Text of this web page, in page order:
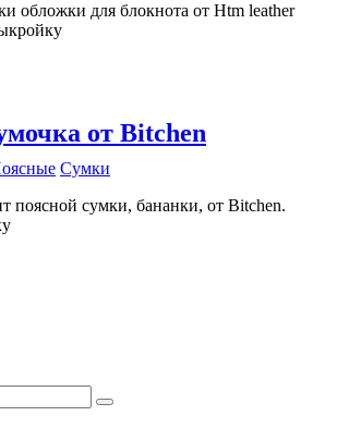
обложки для блокнота от Htm leather
от Bitchen
Сумки
поясной сумки, бананки, от Bitchen.